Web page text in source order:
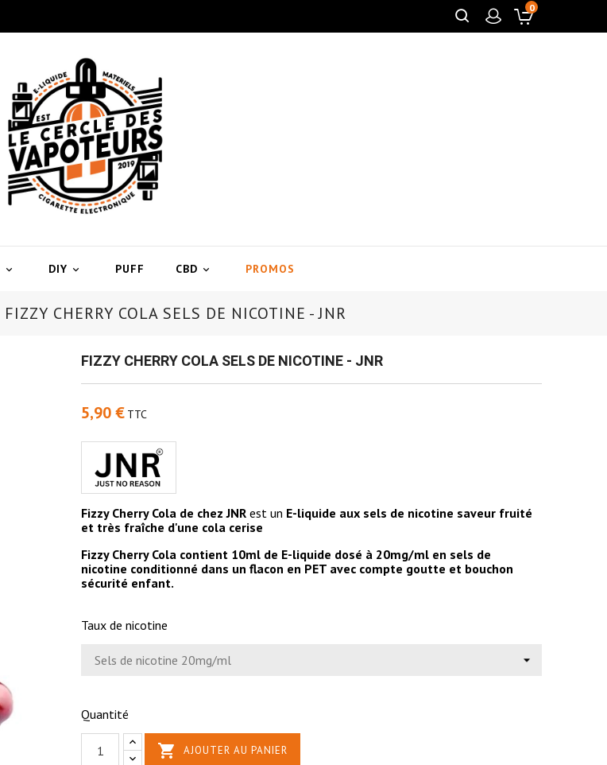
0
 
DIY PUFF 
CBD PROMOS
FIZZY CHERRY COLA SELS DE NICOTINE - JNR
FIZZY CHERRY COLA SELS DE NICOTINE - JNR
5,90 € TTC
Fizzy Cherry Cola de chez JNR est un E-liquide aux sels de nicotine saveur fruité
et très fraîche d'une cola cerise
Fizzy Cherry Cola contient 10ml de E-liquide dosé à 20mg/ml en sels de
nicotine conditionné dans un flacon en PET avec compte goutte et bouchon
sécurité enfant.
Taux de nicotine
Quantité
 AJOUTER AU PANIER